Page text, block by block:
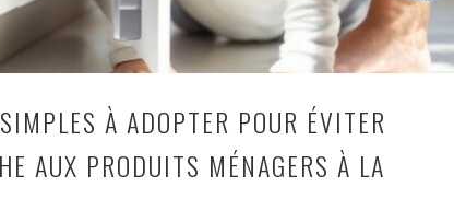
À ADOPTER POUR ÉVITER
AUX PRODUITS MÉNAGERS À LA